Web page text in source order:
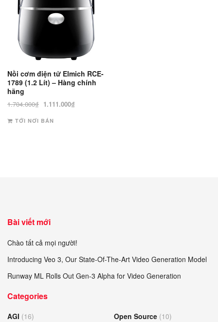
Nồi cơm điện tử Elmich RCE-
1789 (1.2 Lít) – Hàng chính
hãng
1.704.000₫ Giá
là:
1.111.000₫
TỚI NƠI BÁN
Bài viết mới
Chào tất cả mọi người!
Introducing Veo 3, Our State-Of-The-Art Video Generation Model
Runway ML Rolls Out Gen-3 Alpha for Video Generation
Categories
AGI (16) Open Source (10)